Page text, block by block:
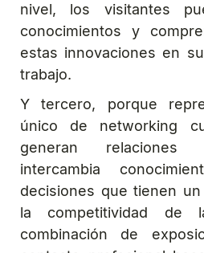
nivel, los visitantes
conocimientos y
estas innovaciones en
trabajo.
Y tercero, porque
único de networking
generan relaciones
intercambia
decisiones que tienen
la competitividad de
combinación de